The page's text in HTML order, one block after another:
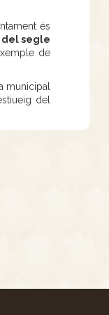
és
del segle
de
municipal
del